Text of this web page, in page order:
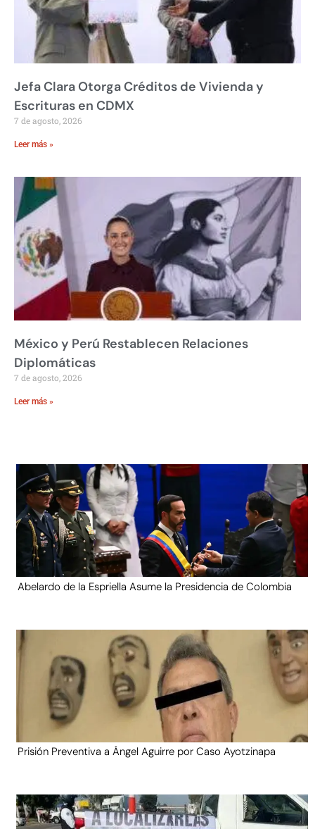
Jefa Clara Otorga Créditos de Vivienda y
Escrituras en CDMX
7 de agosto, 2026
Leer más »
México y Perú Restablecen Relaciones
Diplomáticas
7 de agosto, 2026
Leer más »
Abelardo de la Espriella Asume la Presidencia de Colombia
Prisión Preventiva a Ángel Aguirre por Caso Ayotzinapa